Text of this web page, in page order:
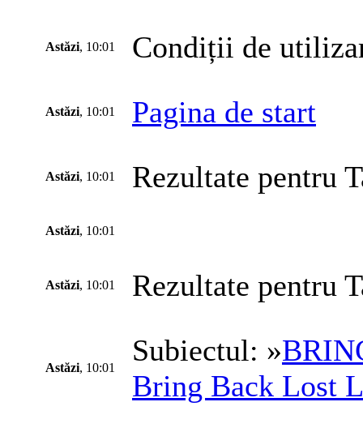
Astăzi, 10:01 Condiții de
Astăzi, 10:01 Pagina de start
Astăzi, 10:01 Rezultate pentru
Astăzi, 10:01
Astăzi, 10:01 Rezultate pentru
Astăzi, 10:01
Subiectul: »
Bring Back Lost